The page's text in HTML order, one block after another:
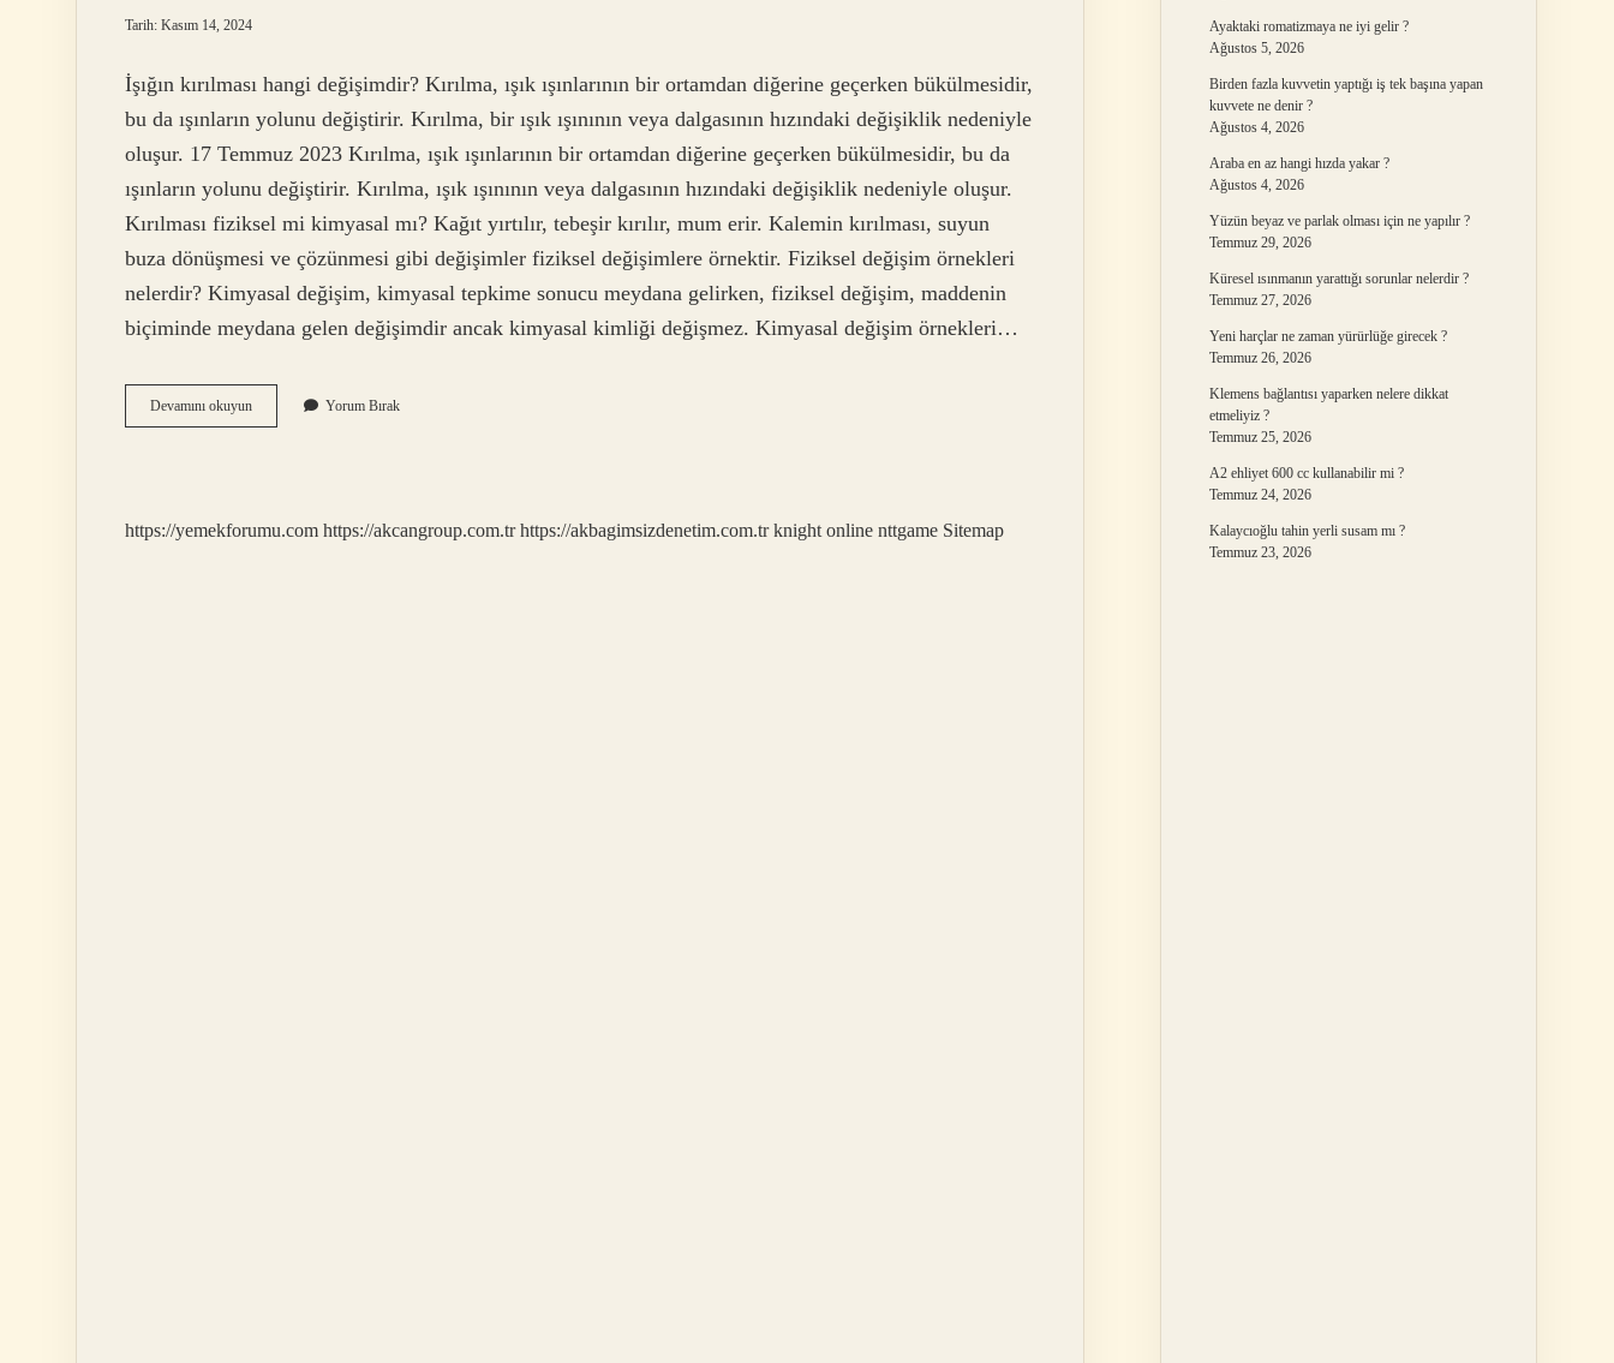
Tarih: Kasım 14, 2024
İşığın kırılması hangi değişimdir? Kırılma, ışık ışınlarının bir ortamdan diğerine geçerken bükülmesidir,
bu da ışınların yolunu değiştirir. Kırılma, bir ışık ışınının veya dalgasının hızındaki değişiklik nedeniyle
oluşur. 17 Temmuz 2023 Kırılma, ışık ışınlarının bir ortamdan diğerine geçerken bükülmesidir, bu da
ışınların yolunu değiştirir. Kırılma, ışık ışınının veya dalgasının hızındaki değişiklik nedeniyle oluşur.
Kırılması fiziksel mi kimyasal mı? Kağıt yırtılır, tebeşir kırılır, mum erir. Kalemin kırılması, suyun
buza dönüşmesi ve çözünmesi gibi değişimler fiziksel değişimlere örnektir. Fiziksel değişim örnekleri
nelerdir? Kimyasal değişim, kimyasal tepkime sonucu meydana gelirken, fiziksel değişim, maddenin
biçiminde meydana gelen değişimdir ancak kimyasal kimliği değişmez. Kimyasal değişim örnekleri…
Devamını okuyunIşığın
Kırılması
Yorum Bırak
https://yemekforumu.com https://akcangroup.com.tr https://akbagimsizdenetim.com.tr knight online nttgame Sitemap
Ayaktaki romatizmaya ne iyi gelir ?
Ağustos 5, 2026
Birden fazla kuvvetin yaptığı iş tek başına yapan
kuvvete ne denir ?
Ağustos 4, 2026
Araba en az hangi hızda yakar ?
Ağustos 4, 2026
Yüzün beyaz ve parlak olması için ne yapılır ?
Temmuz 29, 2026
Küresel ısınmanın yarattığı sorunlar nelerdir ?
Temmuz 27, 2026
Yeni harçlar ne zaman yürürlüğe girecek ?
Temmuz 26, 2026
Klemens bağlantısı yaparken nelere dikkat
etmeliyiz ?
Temmuz 25, 2026
A2 ehliyet 600 cc kullanabilir mi ?
Temmuz 24, 2026
Kalaycıoğlu tahin yerli susam mı ?
Temmuz 23, 2026